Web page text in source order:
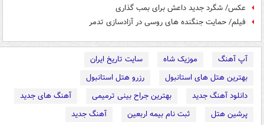
عکس/ شگرد جدید داعش برای بمب گذاری
فیلم/ حمایت جنگنده های روسی در آزادسازی تدمر
آپ آهنگ موزیک شاه
سایت تاریخ ایران
بهترین هتل های استانبول
رزرو هتل استانبول
دانلود آهنگ جدید
بهترین جراح بینی ترمیمی
آهنگ های جدید
پرشین هتل
ثبت نام بیمه اربعین
آهنگ جدید